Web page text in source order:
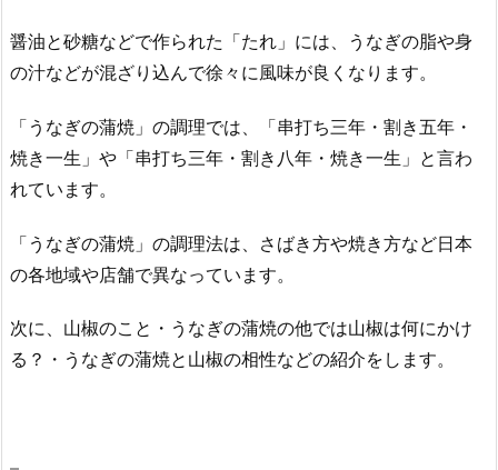
醤油と砂糖などで作られた「たれ」には、うなぎの脂や身
の汁などが混ざり込んで徐々に風味が良くなります。
「うなぎの蒲焼」の調理では、「串打ち三年・割き五年・
焼き一生」や「串打ち三年・割き八年・焼き一生」と言わ
れています。
「うなぎの蒲焼」の調理法は、さばき方や焼き方など日本
の各地域や店舗で異なっています。
次に、山椒のこと・うなぎの蒲焼の他では山椒は何にかけ
る？・うなぎの蒲焼と山椒の相性などの紹介をします。